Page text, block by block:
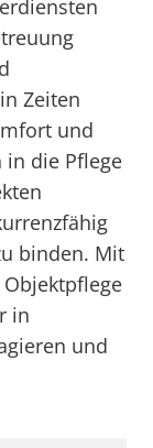
Zeiten
und
in die Pflege
binden. Mit
in
und